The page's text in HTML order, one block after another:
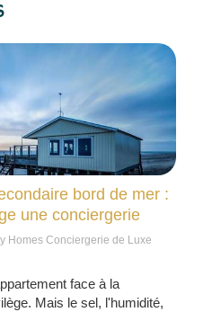
bord de mer :
une conciergerie
Homes Conciergerie de Luxe
face à la
Mais le sel, l'humidité,